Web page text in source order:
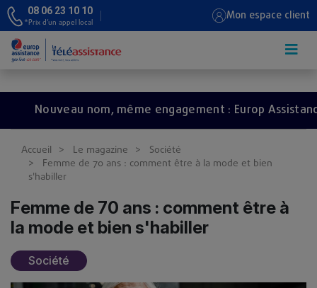
08 06 23 10 10
*Prix d’un appel local Mon espace client
Nouveau nom, même engagement : Europ Assistance
Accueil Le magazine
Société
Femme de 70 ans : comment être à la mode et bien
s'habiller
Femme de 70 ans : comment être à
la mode et bien s'habiller
Société